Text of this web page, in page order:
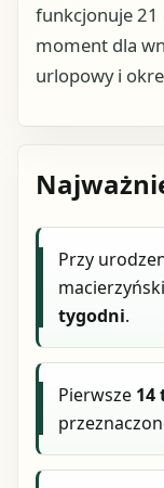
funkcjonuje 21
moment dla
urlopowy i
Przy
tygodni.
Pierwsze 14